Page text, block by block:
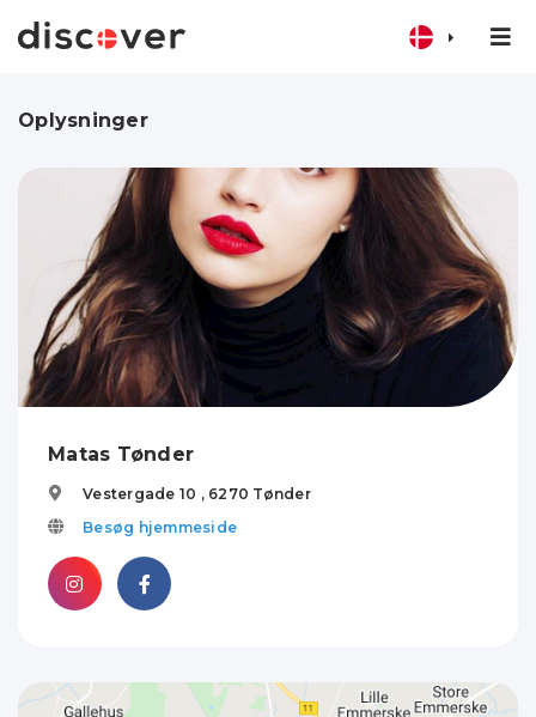
Oplysninger
Matas Tønder
Vestergade 10 , 6270 Tønder
Besøg hjemmeside